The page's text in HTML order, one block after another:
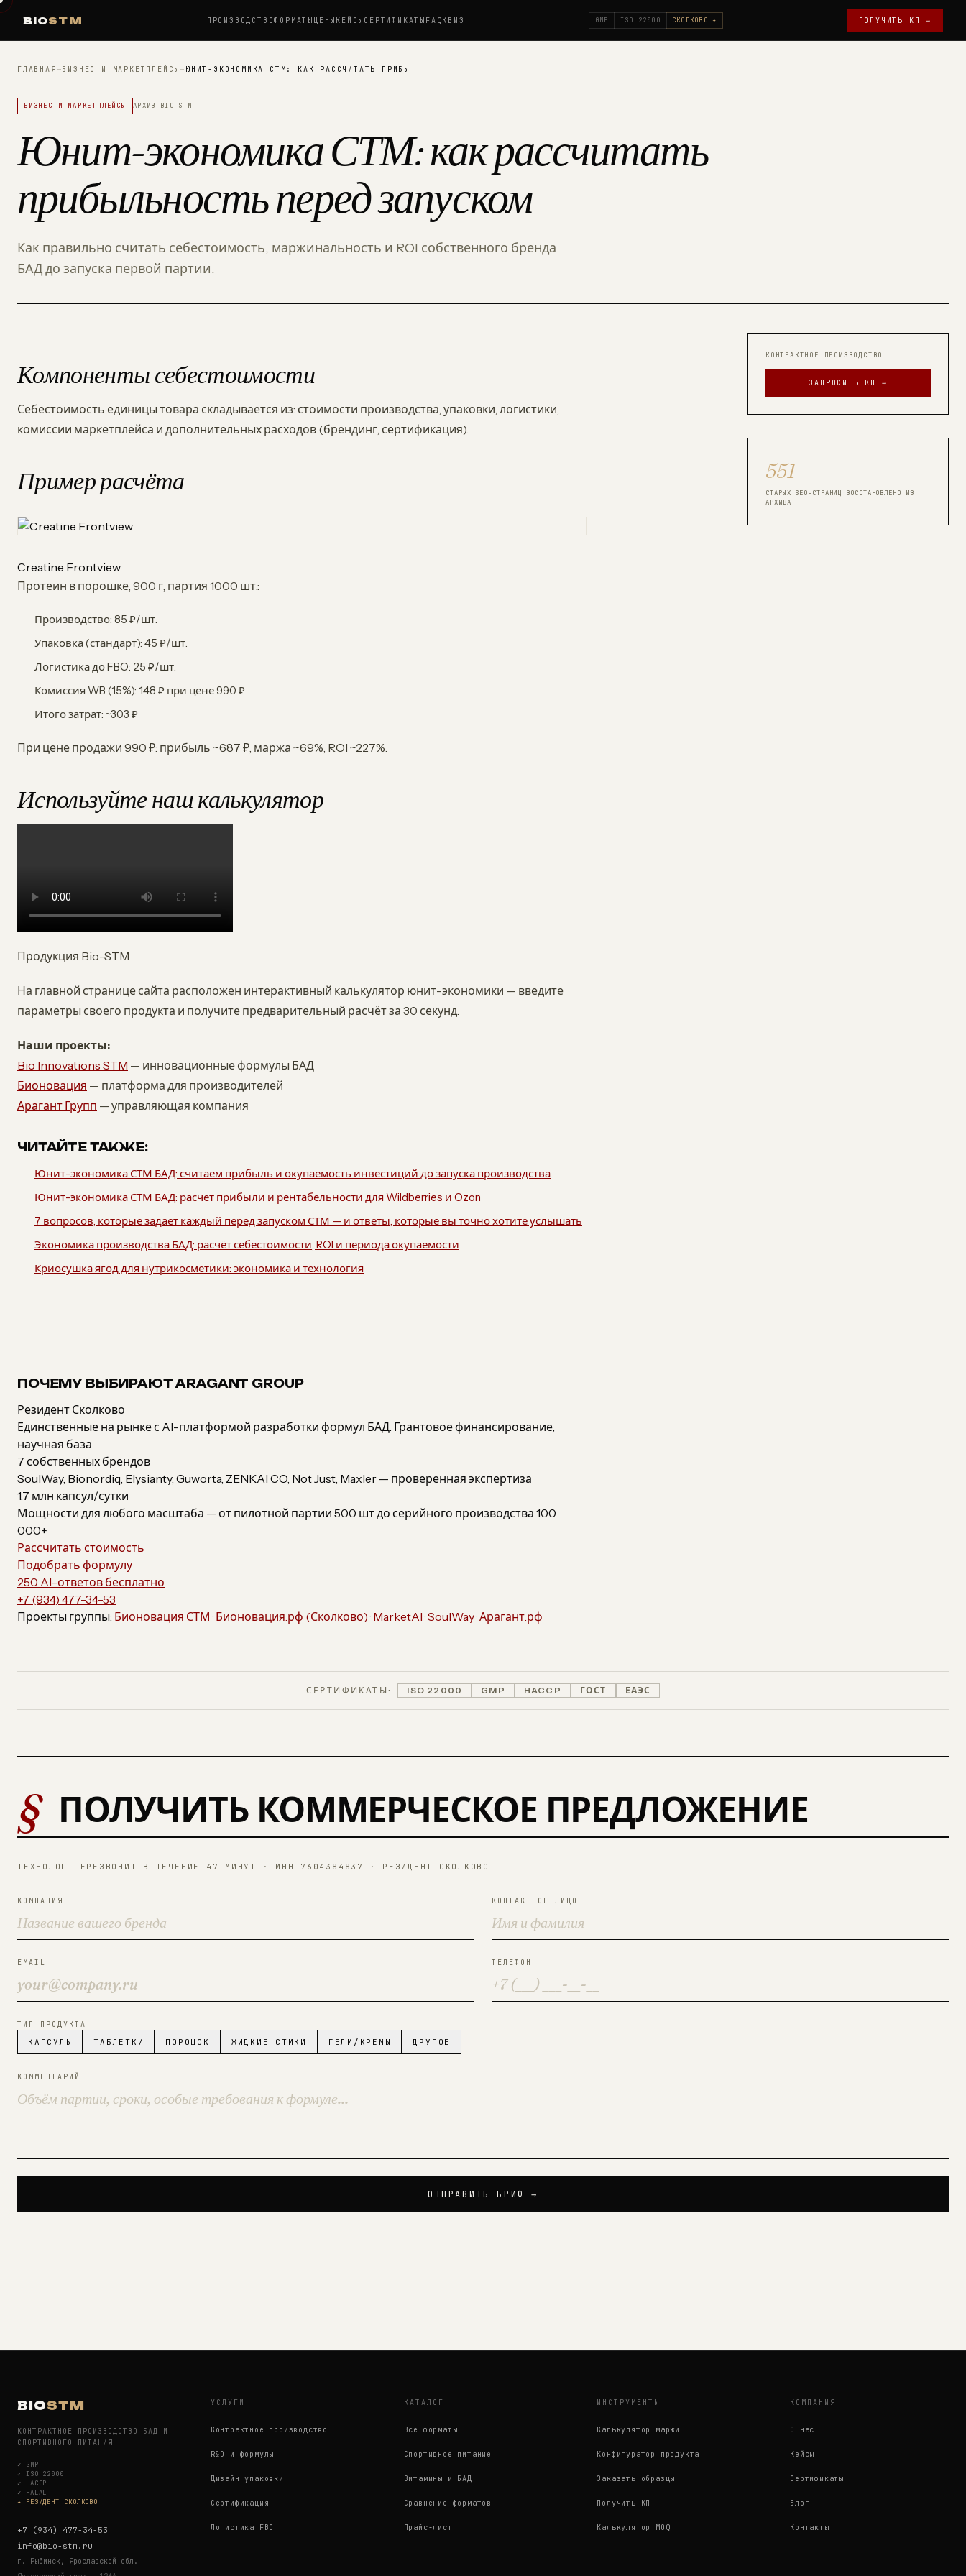
BIOSTM ПРОИЗВОДСТВОФОРМАТЫ ЦЕНЫ КЕЙСЫ СЕРТИФИКАТЫ FAQКВИЗ GMP ISO 22000 СКОЛКОВО ✦ ПОЛУЧИТЬ КП →
ГЛАВНАЯ—БИЗНЕС И МАРКЕТПЛЕЙСЫ— ЮНИТ-ЭКОНОМИКА СТМ: КАК РАССЧИТАТЬ ПРИБЫ
БИЗНЕС И МАРКЕТПЛЕЙСЫ АРХИВ BIO-STM
Юнит-экономика СТМ: как рассчитать
прибыльность перед запуском
Как правильно считать себестоимость, маржинальность и ROI собственного бренда
БАД до запуска первой партии.
Компоненты себестоимости
Себестоимость единицы товара складывается из: стоимости производства, упаковки, логистики,
комиссии маркетплейса и дополнительных расходов (брендинг, сертификация).
Пример расчёта
Creatine Frontview
Протеин в порошке, 900 г, партия 1000 шт.:
Производство: 85 ₽/шт.
Упаковка (стандарт): 45 ₽/шт.
Логистика до FBO: 25 ₽/шт.
Комиссия WB (15%): 148 ₽ при цене 990 ₽
Итого затрат: ~303 ₽
При цене продажи 990 ₽: прибыль ~687 ₽, маржа ~69%, ROI ~227%.
Используйте наш калькулятор
Продукция Bio-STM
На главной странице сайта расположен интерактивный калькулятор юнит-экономики — введите
параметры своего продукта и получите предварительный расчёт за 30 секунд.
Наши проекты:
Bio Innovations STM — инновационные формулы БАД
Бионовация — платформа для производителей
Арагант Групп — управляющая компания
ЧИТАЙТЕ ТАКЖЕ:
Юнит-экономика СТМ БАД: считаем прибыль и окупаемость инвестиций до запуска производства
Юнит-экономика СТМ БАД: расчет прибыли и рентабельности для Wildberries и Ozon
7 вопросов, которые задает каждый перед запуском СТМ — и ответы, которые вы точно хотите услышать
Экономика производства БАД: расчёт себестоимости, ROI и периода окупаемости
Криосушка ягод для нутрикосметики: экономика и технология
ПОЧЕМУ ВЫБИРАЮТ ARAGANT GROUP
Резидент Сколково
Единственные на рынке с AI-платформой разработки формул БАД. Грантовое финансирование,
научная база
7 собственных брендов
SoulWay, Bionordiq, Elysianty, Guworta, ZENKAI CO, Not Just, Maxler — проверенная экспертиза
1.7 млн капсул/сутки
Мощности для любого масштаба — от пилотной партии 500 шт до серийного производства 100
000+
Рассчитать стоимость
Подобрать формулу
250 AI-ответов бесплатно
+7 (934) 477-34-53
Проекты группы: Бионовация СТМ · Бионовация.рф (Сколково)· MarketAI·SoulWay·Арагант.рф
КОНТРАКТНОЕ ПРОИЗВОДСТВО
ЗАПРОСИТЬ КП →
551
СТАРЫХ SEO-СТРАНИЦ ВОССТАНОВЛЕНО ИЗ
АРХИВА
СЕРТИФИКАТЫ: ISO 22000 GMP HACCP ГОСТ ЕАЭС
§ ПОЛУЧИТЬ КОММЕРЧЕСКОЕ ПРЕДЛОЖЕНИЕ
ТЕХНОЛОГ ПЕРЕЗВОНИТ В ТЕЧЕНИЕ 47 МИНУТ · ИНН 7604384837 · РЕЗИДЕНТ СКОЛКОВО
КОМПАНИЯ КОНТАКТНОЕ ЛИЦО
EMAIL ТЕЛЕФОН
ТИП ПРОДУКТА
КАПСУЛЫ ТАБЛЕТКИ ПОРОШОК ЖИДКИЕ СТИКИ ГЕЛИ/КРЕМЫ ДРУГОЕ
КОММЕНТАРИЙ
ОТПРАВИТЬ БРИФ →
BIOSTM
КОНТРАКТНОЕ ПРОИЗВОДСТВО БАД И
СПОРТИВНОГО ПИТАНИЯ
✓ GMP
✓ ISO 22000
✓ HACCP
✓ HALAL
✦ РЕЗИДЕНТ СКОЛКОВО
+7 (934) 477-34-53
info@bio-stm.ru
г. Рыбинск, Ярославской обл.
УСЛУГИ
Контрактное производство
R&D и формулы
Дизайн упаковки
Сертификация
Логистика FBO
КАТАЛОГ
Все форматы
Спортивное питание
Витамины и БАД
Сравнение форматов
Прайс-лист
ИНСТРУМЕНТЫ
Калькулятор маржи
Конфигуратор продукта
Заказать образцы
Получить КП
Калькулятор MOQ
КОМПАНИЯ
О нас
Кейсы
Сертификаты
Блог
Контакты